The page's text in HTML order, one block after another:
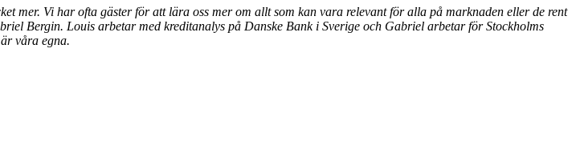
mer. Vi har ofta gäster för att lära oss mer om allt som kan vara relevant för alla på marknaden eller de rent
Bergin. Louis arbetar med kreditanalys på Danske Bank i Sverige och Gabriel arbetar för Stockholms
våra egna.